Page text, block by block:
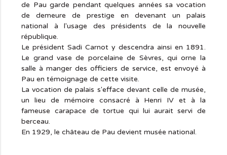
de Pau garde pendant quelques années sa vocation
de demeure de prestige en devenant un palais
national à l'usage des présidents de la nouvelle
république.
Le président Sadi Carnot y descendra ainsi en 1891.
Le grand vase de porcelaine de Sèvres, qui orne la
salle à manger des officiers de service, est envoyé à
Pau en témoignage de cette visite.
La vocation de palais s'efface devant celle de musée,
un lieu de mémoire consacré à Henri IV et à la
fameuse carapace de tortue qui lui aurait servi de
berceau.
En 1929, le château de Pau devient musée national.